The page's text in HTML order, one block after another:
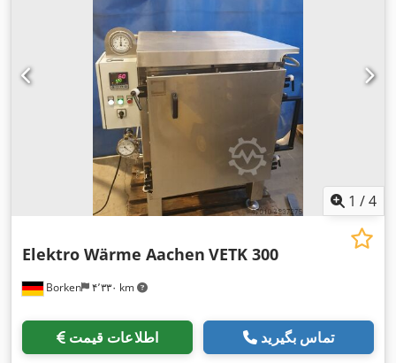
1 /4
Borken ۴٬۳۳۰ km
Elektro Wärme Aachen VETK 300
اطلاعات قیمت تماس بگیرید